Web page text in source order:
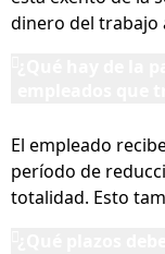
dinero del trabajo
El empleado
período de
totalidad. Esto